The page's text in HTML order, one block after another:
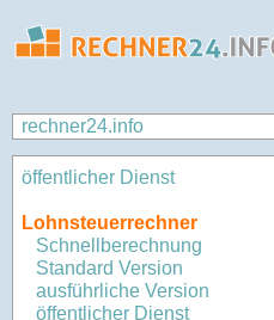
rechner24.info
öffentlicher Dienst
Lohnsteuerrechner
Schnellberechnung
Standard Version
ausführliche Version
öffentlicher Dienst